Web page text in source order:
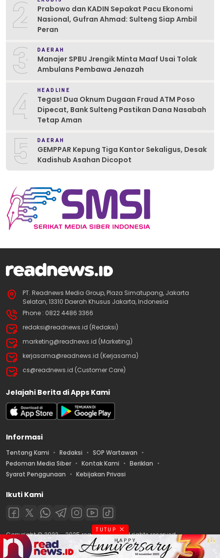
2
Prabowo dan KADIN Sepakat Pacu Ekonomi
Nasional, Gufran Ahmad: Sulteng Siap Ambil
Peran
3 DAERAH
Manajer SPBU Jrengik Minta Maaf Usai Tolak
Ambulans Pembawa Jenazah
4 HEADLINE
Tegas! Dua Oknum Dugaan Fraud ATM Poso
Dipecat, Bank Sulteng Pastikan Dana Nasabah
Tetap Aman
5 DAERAH
GEMPPAR Kepung Tiga Kantor Sekaligus, Desak
Kadishub Asahan Dicopot
PT. Readnews Media Group, Plaza Simatupang, Jakarta
Selatan, 13310 Daerah Khusus Jakarta, Indonesia
Phone : 0822 4486 3366
redaksi@readnews.id (Redaksi)
marketing@readnews.id (Marketing)
kerjasama@readnews.id (Kerjasama)
cs@readnews.id (Customer Care)
Jelajahi Berita di Apps Kami
Informasi
Tentang Kami Redaksi
SOP Wartawan
Pedoman Media Siber
Kontak Kami
Beriklan
Syarat Penggunaan
Kebijakan Privasi
Ikuti Kami
Copyright © 2022 – 2025 readnews.id | All rights reserved.
TUTUP